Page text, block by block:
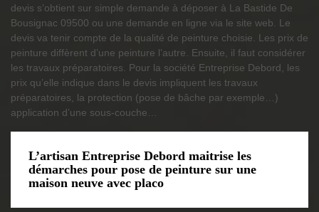
devis s’obtient sur simple demande à déposer à La Bastide De
Bousignac 09500 ou une demande en ligne via le site web. Le
devis va tenir compte de la qualité de peinture choisie. Les prix de
peinture diffèrent d’une peinture l’autre. Ensuite, il faut considérer
les travaux préparatoires. Pour la société Entreprise Debord, les
prix qu’elle indique dans le devis impliquent les travaux
préparatoires, la protection (pose de bâche par exemple…)
application d’une sous-couche…
L’artisan Entreprise Debord maitrise les
démarches pour pose de peinture sur une
maison neuve avec placo